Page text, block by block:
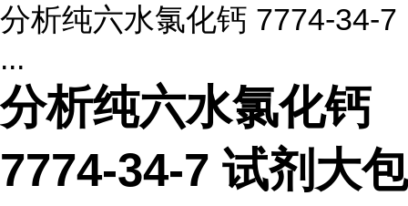
分析纯六水氯化钙 7774-34-7
...
分析纯六水氯化钙
7774-34-7 试剂大包